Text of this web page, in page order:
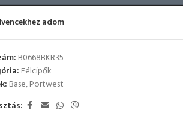
adom
B0668BKR35
Félcipők
Base,Portwest